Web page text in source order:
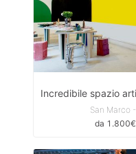
San Marco
da